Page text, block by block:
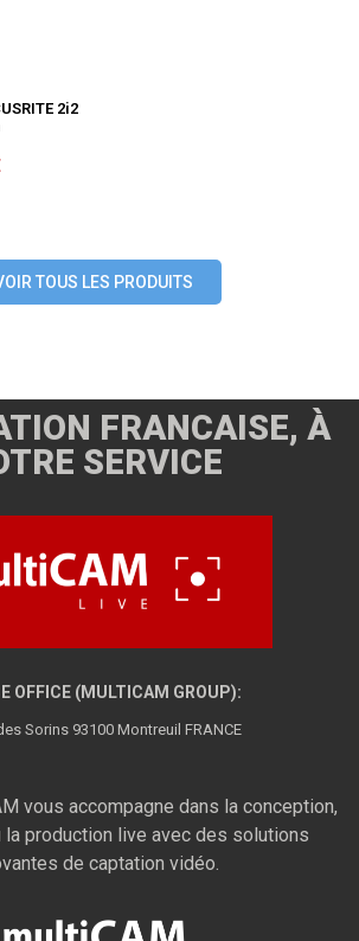
2i2
TOUS LES PRODUITS
FRANCAISE, À
SERVICE
OFFICE (MULTICAM GROUP):
Sorins 93100 Montreuil FRANCE
vous accompagne dans la conception,
la production live avec des solutions
de captation vidéo.